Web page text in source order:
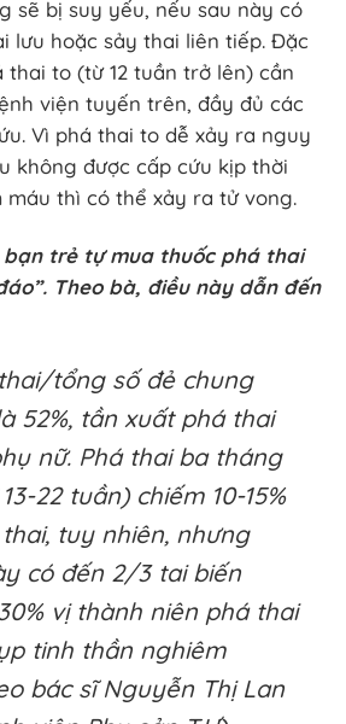
sẽ bị suy yếu, nếu sau này có
lưu hoặc sảy thai liên tiếp. Đặc
thai to (từ 12 tuần trở lên) cần
viện tuyến trên, đầy đủ các
Vì phá thai to dễ xảy ra nguy
không được cấp cứu kịp thời
máu thì có thể xảy ra tử vong.
trẻ tự mua thuốc phá thai
Theo bà, điều này dẫn đến
tổng số đẻ chung
52%, tần xuất phá thai
nữ. Phá thai ba tháng
22 tuần) chiếm 10-15%
tuy nhiên, nhưng
có đến 2/3 tai biến
vị thành niên phá thai
tinh thần nghiêm
bác sĩ Nguyễn Thị Lan